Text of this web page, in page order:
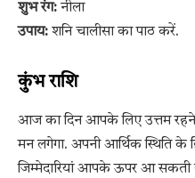
शुभ रंग: नीला
उपाय: शनि चालीसा का पाठ करें.
कुंभ राशि
आज का दिन आपके लिए उत्तम रहने
मन लगेगा. अपनी आर्थिक स्थिति
जिम्मेदारियां आपके ऊपर आ सकती